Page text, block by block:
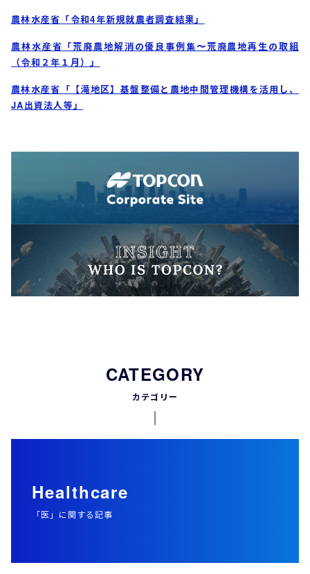
農林水産省「令和4年新規就農者調査結果」
農林水産省「荒廃農地解消の優良事例集〜荒廃農地再生の取組
（令和２年１月）」
農林水産省「【滝地区】基盤整備と農地中間管理機構を活用し、
JA出資法人等」
CATEGORY
カテゴリー
Healthcare
「医」に関する記事